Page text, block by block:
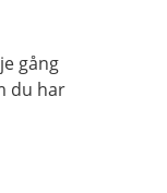
gång
du har